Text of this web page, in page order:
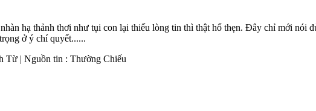
hạ thảnh thơi như tụi con lại thiếu lòng tin thì thật hổ thẹn. Đây chỉ mới nói
ở ý chí quyết......
Từ | Nguồn tin : Thường Chiếu